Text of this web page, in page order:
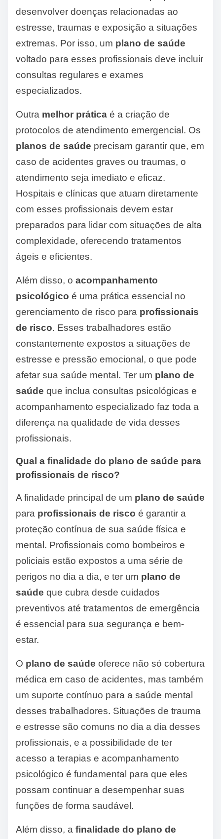
desenvolver doenças relacionadas ao
estresse, traumas e exposição a situações
extremas. Por isso, um plano de saúde
voltado para esses profissionais deve incluir
consultas regulares e exames
especializados.
Outra melhor prática é a criação de
protocolos de atendimento emergencial. Os
planos de saúde precisam garantir que, em
caso de acidentes graves ou traumas, o
atendimento seja imediato e eficaz.
Hospitais e clínicas que atuam diretamente
com esses profissionais devem estar
preparados para lidar com situações de alta
complexidade, oferecendo tratamentos
ágeis e eficientes.
Além disso, o acompanhamento
psicológico é uma prática essencial no
gerenciamento de risco para profissionais
de risco. Esses trabalhadores estão
constantemente expostos a situações de
estresse e pressão emocional, o que pode
afetar sua saúde mental. Ter um plano de
saúde que inclua consultas psicológicas e
acompanhamento especializado faz toda a
diferença na qualidade de vida desses
profissionais.
Qual a finalidade do plano de saúde para
profissionais de risco?
A finalidade principal de um plano de saúde
para profissionais de risco é garantir a
proteção contínua de sua saúde física e
mental. Profissionais como bombeiros e
policiais estão expostos a uma série de
perigos no dia a dia, e ter um plano de
saúde que cubra desde cuidados
preventivos até tratamentos de emergência
é essencial para sua segurança e bem-
estar.
O plano de saúde oferece não só cobertura
médica em caso de acidentes, mas também
um suporte contínuo para a saúde mental
desses trabalhadores. Situações de trauma
e estresse são comuns no dia a dia desses
profissionais, e a possibilidade de ter
acesso a terapias e acompanhamento
psicológico é fundamental para que eles
possam continuar a desempenhar suas
funções de forma saudável.
Além disso, a finalidade do plano de